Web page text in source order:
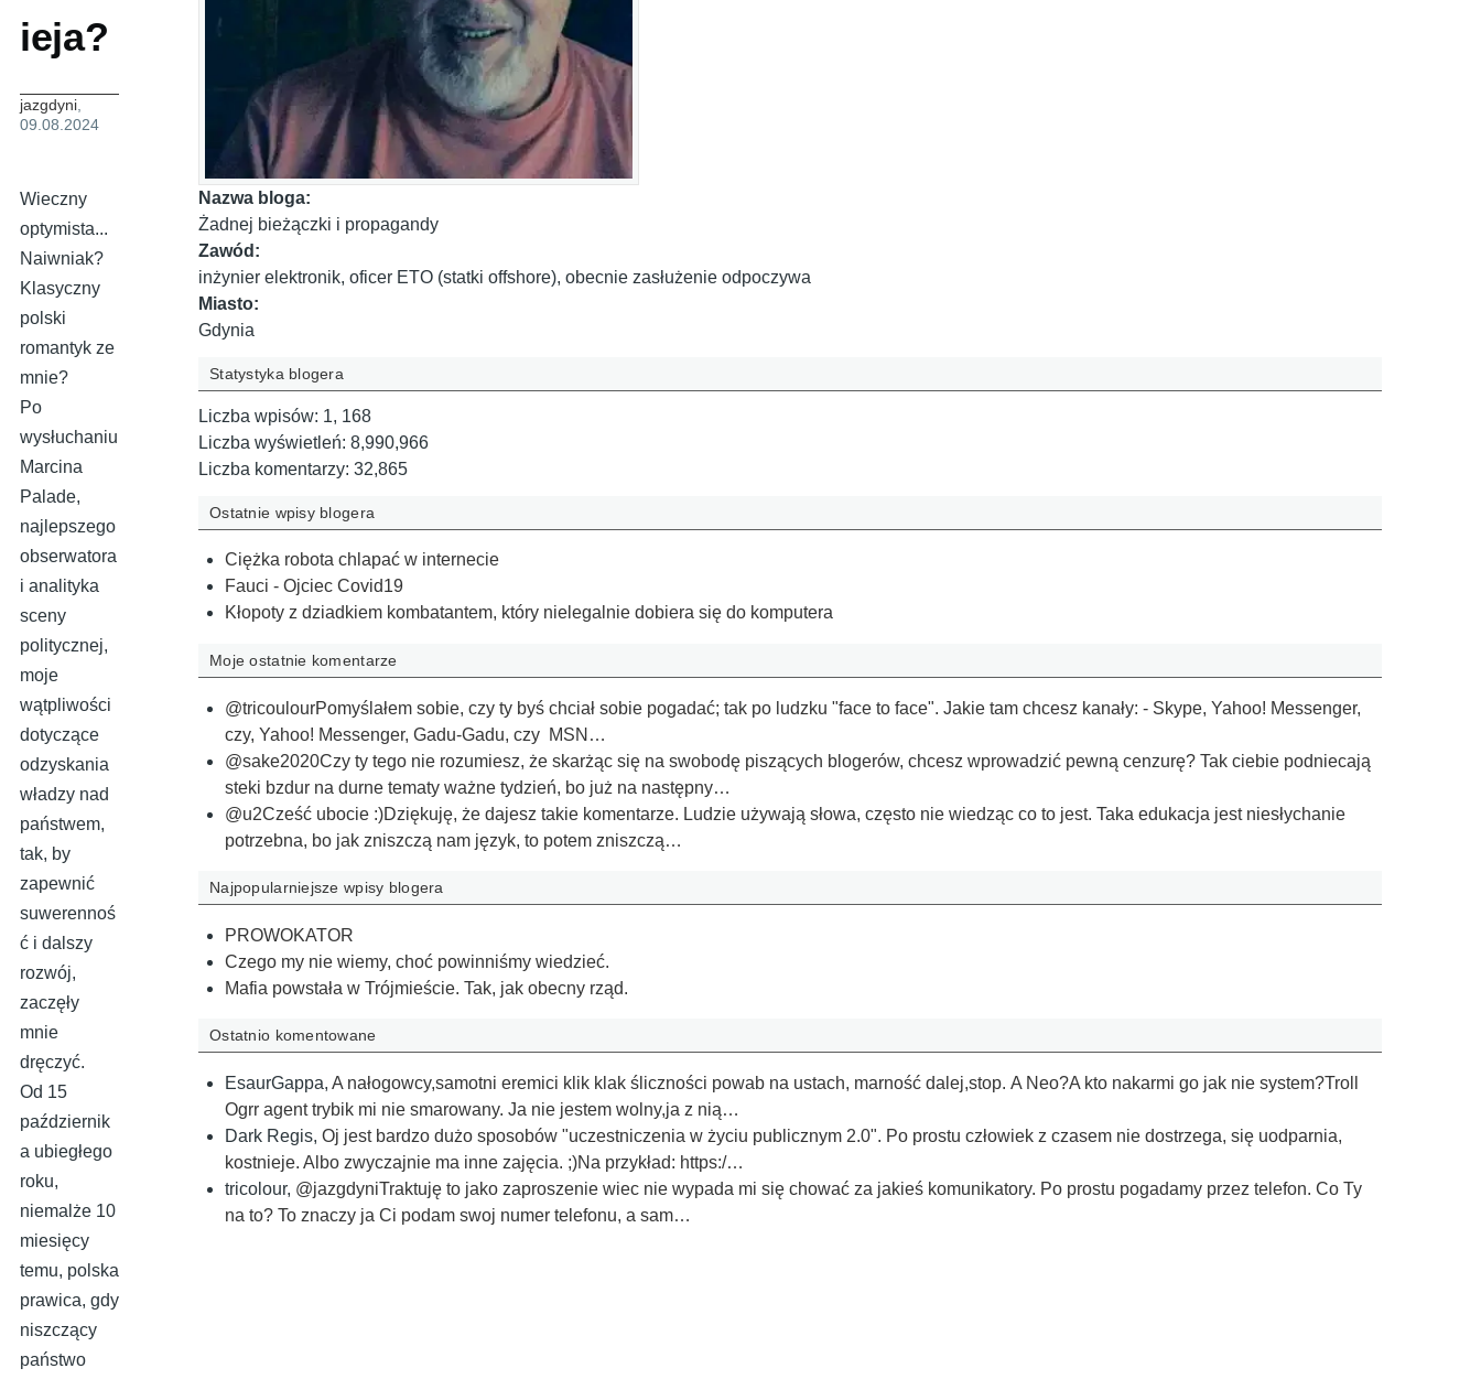
ieja?
jazgdyni,
09.08.2024
Wieczny
optymista...
Naiwniak?
Klasyczny
polski
romantyk ze
mnie?
Po
wysłuchaniu
Marcina
Palade,
najlepszego
obserwatora
i analityka
sceny
politycznej,
moje
wątpliwości
dotyczące
odzyskania
władzy nad
państwem,
tak, by
zapewnić
suwerennoś
ć i dalszy
rozwój,
zaczęły
mnie
dręczyć.
Od 15
październik
a ubiegłego
roku,
niemalże 10
miesięcy
temu, polska
prawica, gdy
niszczący
państwo
Nazwa bloga:
Żadnej bieżączki i propagandy
Zawód:
inżynier elektronik, oficer ETO (statki offshore), obecnie zasłużenie odpoczywa
Miasto:
Gdynia
Statystyka blogera
Liczba wpisów: 1, 168
Liczba wyświetleń: 8,990,966
Liczba komentarzy: 32,865
Ostatnie wpisy blogera
Ciężka robota chlapać w internecie
Fauci - Ojciec Covid19
Kłopoty z dziadkiem kombatantem, który nielegalnie dobiera się do komputera
Moje ostatnie komentarze
@tricoulourPomyślałem sobie, czy ty byś chciał sobie pogadać; tak po ludzku "face to face". Jakie tam chcesz kanały: - Skype, Yahoo! Messenger,
czy, Yahoo! Messenger, Gadu-Gadu, czy MSN…
@sake2020Czy ty tego nie rozumiesz, że skarżąc się na swobodę piszących blogerów, chcesz wprowadzić pewną cenzurę? Tak ciebie podniecają
steki bzdur na durne tematy ważne tydzień, bo już na następny…
@u2Cześć ubocie :)Dziękuję, że dajesz takie komentarze. Ludzie używają słowa, często nie wiedząc co to jest. Taka edukacja jest niesłychanie
potrzebna, bo jak zniszczą nam język, to potem zniszczą…
Najpopularniejsze wpisy blogera
PROWOKATOR
Czego my nie wiemy, choć powinniśmy wiedzieć.
Mafia powstała w Trójmieście. Tak, jak obecny rząd.
Ostatnio komentowane
EsaurGappa, A nałogowcy,samotni eremici klik klak śliczności powab na ustach, marność dalej,stop. A Neo?A kto nakarmi go jak nie system?Troll
Ogrr agent trybik mi nie smarowany. Ja nie jestem wolny,ja z nią…
Dark Regis, Oj jest bardzo dużo sposobów "uczestniczenia w życiu publicznym 2.0". Po prostu człowiek z czasem nie dostrzega, się uodparnia,
kostnieje. Albo zwyczajnie ma inne zajęcia. ;)Na przykład: https:/…
tricolour, @jazgdyniTraktuję to jako zaproszenie wiec nie wypada mi się chować za jakieś komunikatory. Po prostu pogadamy przez telefon. Co Ty
na to? To znaczy ja Ci podam swoj numer telefonu, a sam…